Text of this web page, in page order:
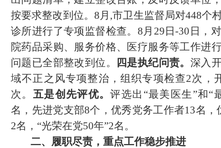
按要求整改到位。 8月,市卫生监督局对448个
诊所进行了专项监督检查。 8月29日-30日，
院药品采购、服务价格、医疗服务等工作进
问题已全部整改到位。
四是执纪问责。 深入
域不正之风专项整治，组织专项检查2次，
次。 五是创先评优。评选出 “最美医生”和“
名，先进党支部8个，优秀党务工作者13名，
2名，“光荣在党50年”2名。
二、履职尽责，重点工作稳步推进